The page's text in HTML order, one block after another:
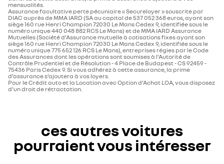
mensualités.
Assurance facultative perte pécuniaire « Secureloyer » souscrite par
DIAC auprès de MMA IARD (SA au capital de 537 052 368 euros, ayant son
siège 160 rue Henri Champion 72030 Le Mans Cedex 9, identifiée sous le
numéro unique 440 048 882 RCS Le Mans) et de MMA IARD Assurance
Mutuelles (Société d’Assurance mutuelle à cotisations fixes ayant son
siège 160 rue Henri Champion 72030 Le Mans Cedex 9, identifiée sous le
numéro unique 775 652 126 RCS Le Mans), entreprises régies par le Code
des Assurances dont les opérations sont soumises à l’Autorité de
Contrôle Prudentiel et de Résolution - 4 Place de Budapest - CS 92459 -
75436 Paris Cedex 9. Si vous adhérez à cette assurance, la prime
d’assurance s’ajoutera à vos loyers.
Pour le Crédit auto et la Location avec Option d’Achat LOA, vous disposez
d'un droit de rétractation.
ces autres voitures
pourraient vous intéresser